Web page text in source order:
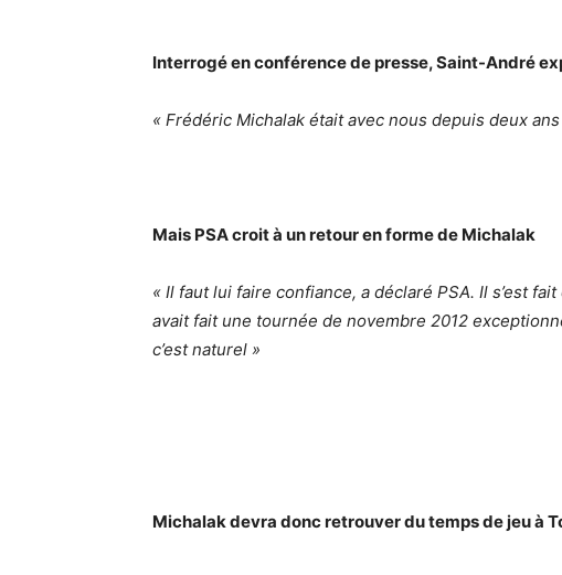
Interrogé en conférence de presse, Saint-André
« Frédéric Michalak était avec nous depuis deux
Mais PSA croit à un retour en forme de Michalak
« Il faut lui faire confiance, a déclaré PSA. Il s’est
avait fait une tournée de novembre 2012
c’est naturel »
Michalak devra donc retrouver du temps de jeu à